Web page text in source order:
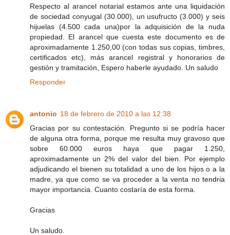
Respecto al arancel notarial estamos ante una liquidación
de sociedad conyugal (30.000), un usufructo (3.000) y seis
hijuelas (4.500 cada una)por la adquisición de la nuda
propiedad. El arancel que cuesta este documento es de
aproximadamente 1.250,00 (con todas sus copias, timbres,
certificados etc), más arancel registral y honorarios de
gestión y tramitación, Espero haberle ayudado. Un saludo
Responder
antonio 18 de febrero de 2010 a las 12:38
Gracias por su contestación. Pregunto si se podría hacer
de alguna otra forma, porque me resulta muy gravoso que
sobre 60.000 euros haya que pagar 1.250,
aproximadamente un 2% del valor del bien. Por ejemplo
adjudicando el bienen su totalidad a uno de los hijos o a la
madre, ya que como se va proceder a la venta no tendria
mayor importancia. Cuanto costaría de esta forma.
Gracias
Un saludo.